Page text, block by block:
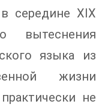
середине XIX
вытеснения
языка из
жизни
не